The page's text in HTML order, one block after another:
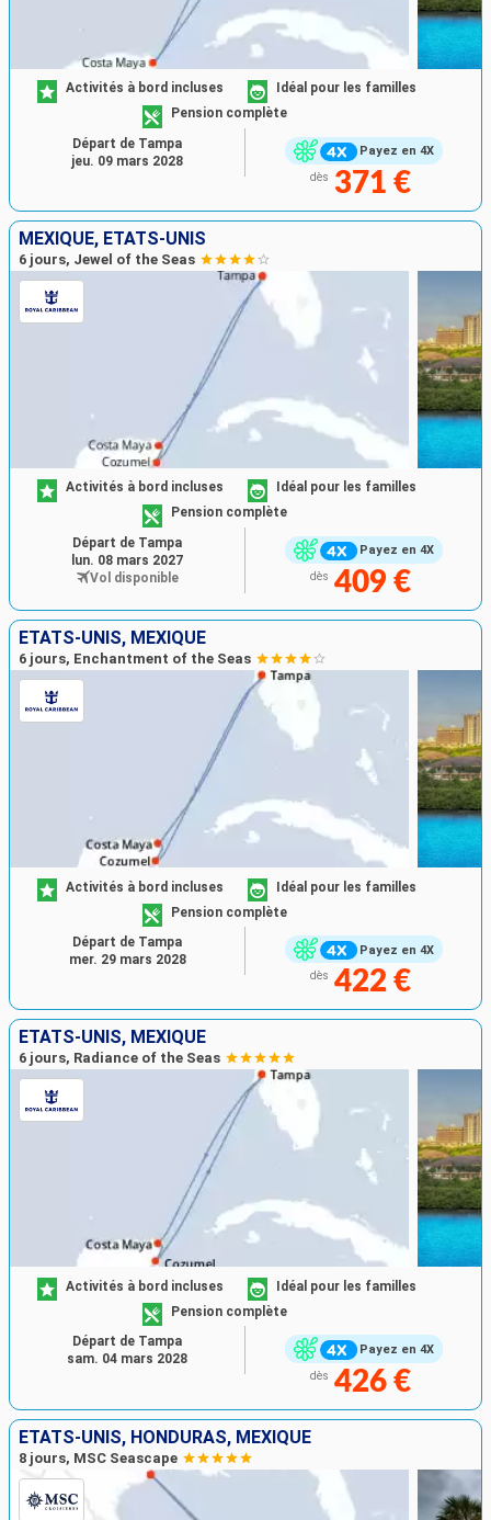
Payez en 4X
Activités à bord incluses
Idéal pour les familles
Pension complète
dès 371 €
Départ de Tampa
jeu. 09 mars 2028
MEXIQUE, ÉTATS-UNIS
6 jours, Jewel of the Seas
Payez en 4X
Activités à bord incluses
Idéal pour les familles
Pension complète
dès 409 €
Départ de Tampa
lun. 08 mars 2027
Vol disponible
ÉTATS-UNIS, MEXIQUE
6 jours, Enchantment of the Seas
Payez en 4X
Activités à bord incluses
Idéal pour les familles
Pension complète
dès 422 €
Départ de Tampa
mer. 29 mars 2028
ÉTATS-UNIS, MEXIQUE
6 jours, Radiance of the Seas
Payez en 4X
Activités à bord incluses
Idéal pour les familles
Pension complète
dès 426 €
Départ de Tampa
sam. 04 mars 2028
ÉTATS-UNIS, HONDURAS, MEXIQUE
8 jours, MSC Seascape